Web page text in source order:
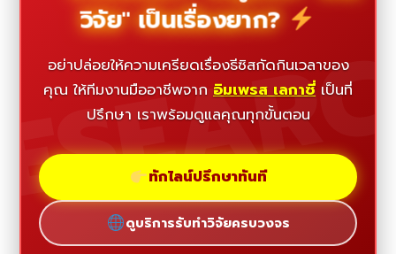
วิจัย" เป็นเรื่องยาก?
อย่าปล่อยให้ความเครียดเรื่องธีซิสกัดกินเวลาของ
คุณ ให้ทีมงานมืออาชีพจาก อิมเพรส เลกาซี่ เป็นที่
ปรึกษา เราพร้อมดูแลคุณทุกขั้นตอน
ทักไลน์ปรึกษาทันที
ดูบริการรับทำวิจัยครบวงจร